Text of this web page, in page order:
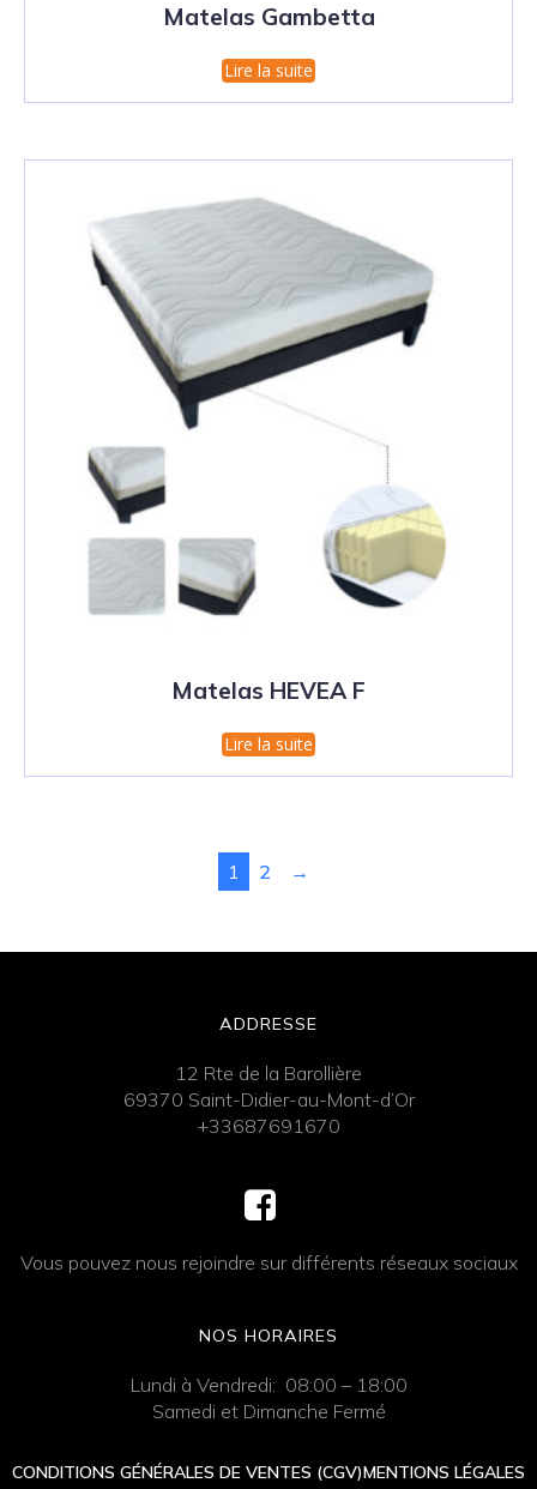
Matelas Gambetta
Lire la suite
Matelas HEVEA F
Lire la suite
1 2 →
ADDRESSE
12 Rte de la Barollière
69370 Saint-Didier-au-Mont-d’Or
+33687691670
Vous pouvez nous rejoindre sur différents réseaux sociaux
NOS HORAIRES
Lundi à Vendredi: 08:00 – 18:00
Samedi et Dimanche Fermé
CONDITIONS GÉNÉRALES DE VENTES (CGV)MENTIONS LÉGALES